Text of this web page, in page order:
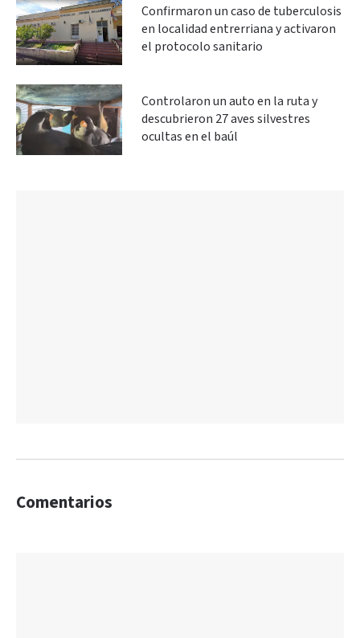
Confirmaron un caso de tuberculosis
en localidad entrerriana y activaron
el protocolo sanitario
Controlaron un auto en la ruta y
descubrieron 27 aves silvestres
ocultas en el baúl
Comentarios